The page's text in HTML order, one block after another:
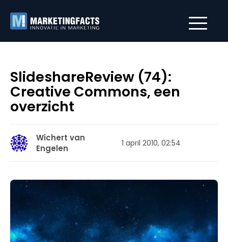
SlideshareReview (74):
Creative Commons, een
overzicht
Wichert van
Engelen
1 april 2010, 02:54